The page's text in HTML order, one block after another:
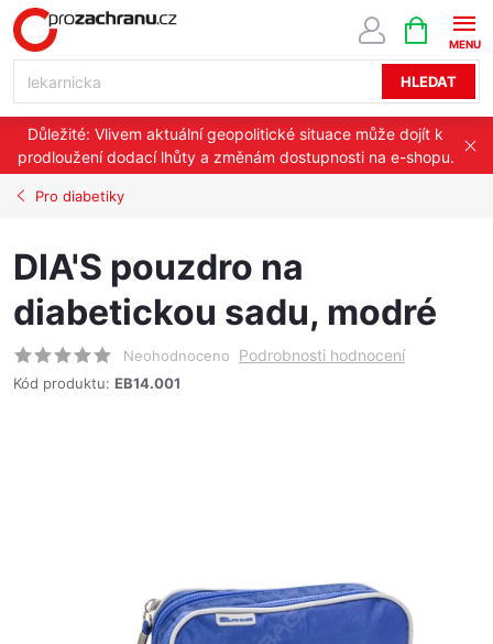
Přejít
na
HLEDAT
NÁKUPNÍ
KOŠÍK
Důležité: Vlivem aktuální geopolitické situace může dojít k
prodloužení dodací lhůty a změnám dostupnosti na e-shopu.
Pro diabetiky
DIA'S pouzdro na
diabetickou sadu, modré
Neohodnoceno Podrobnosti hodnocení
Kód produktu: EB14.001